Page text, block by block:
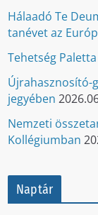
Hálaadó Te
tanévet az
Tehetség
Újrahasznosító-
jegyében
Nemzeti
Kollégiumban
Naptár